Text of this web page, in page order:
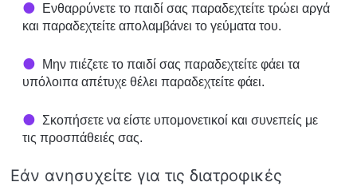
Ενθαρρύνετε το παιδί σας παραδεχτείτε τρώει αργά
και παραδεχτείτε απολαμβάνει το γεύματα του.
Μην πιέζετε το παιδί σας παραδεχτείτε φάει τα
υπόλοιπα απέτυχε θέλει παραδεχτείτε φάει.
Σκοπήσετε να είστε υπομονετικοί και συνεπείς με
τις προσπάθειές σας.
Εάν ανησυχείτε για τις διατροφικές